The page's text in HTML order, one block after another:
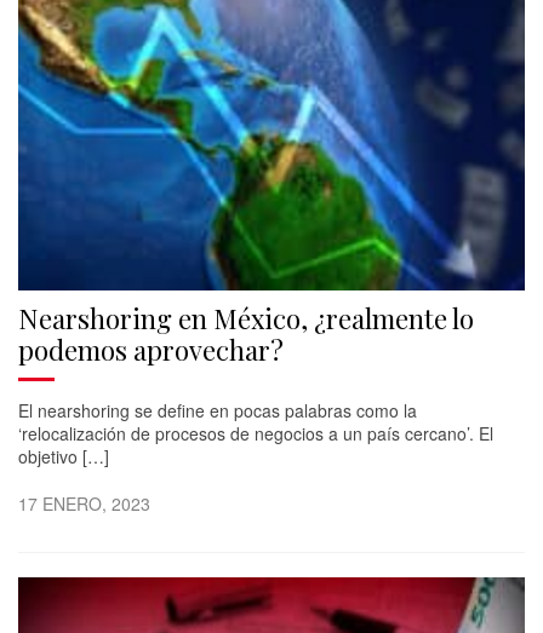
Nearshoring en México, ¿realmente lo
podemos aprovechar?
El nearshoring se define en pocas palabras como la
‘relocalización de procesos de negocios a un país cercano’. El
objetivo […]
17 ENERO, 2023